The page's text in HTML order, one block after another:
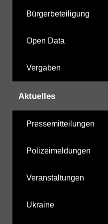
Bürgerbeteiligung
Open Data
Vergaben
Aktuelles
Pressemitteilungen
Polizeimeldungen
Veranstaltungen
Ukraine